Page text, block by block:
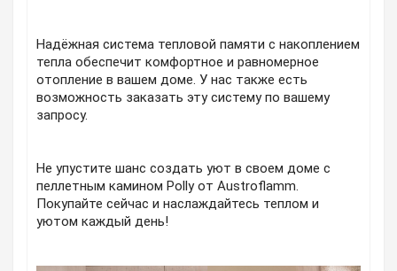
Надёжная система тепловой памяти с накоплением
тепла обеспечит комфортное и равномерное
отопление в вашем доме. У нас также есть
возможность заказать эту систему по вашему
запросу.
Не упустите шанс создать уют в своем доме с
пеллетным камином Polly от Austroflamm.
Покупайте сейчас и наслаждайтесь теплом и
уютом каждый день!